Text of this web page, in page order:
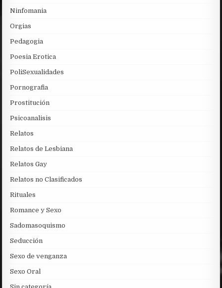
Ninfomania
Orgias
Pedagogia
Poesia Erotica
PoliSexualidades
Pornografia
Prostitución
Psicoanalisis
Relatos
Relatos de Lesbiana
Relatos Gay
Relatos no Clasificados
Rituales
Romance y Sexo
Sadomasoquismo
Seducción
Sexo de venganza
Sexo Oral